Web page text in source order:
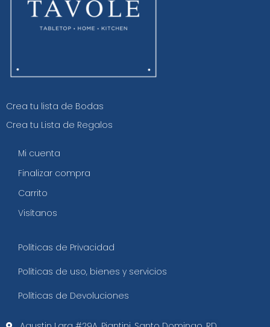
Crea tu lista de Bodas
Crea tu Lista de Regalos
Mi cuenta
Finalizar compra
Carrito
Visítanos
Políticas de Privacidad
Políticas de uso, bienes y servicios
Políticas de Devoluciones